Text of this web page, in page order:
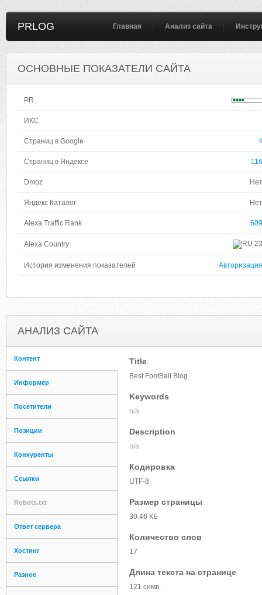
PRLOG Главная Анализ сайта
ОСНОВНЫЕ ПОКАЗАТЕЛИ САЙТА
PR
ИКС
Страниц в Google 4
Страниц в Яндексе 116
Dmoz Нет
Яндекс Каталог Нет
Alexa Traffic Rank 609
Alexa Country 23
История изменения показателей Авторизация
АНАЛИЗ САЙТА
Контент
Информер
Посетители
Позиции
Конкуренты
Ссылки
Robots.txt
Ответ сервера
Хостинг
Разное
Title
Best FootBall Blog
Keywords
n/a
Description
n/a
Кодировка
UTF-8
Размер страницы
30.46 КБ
Количество слов
17
Длина текста на странице
121 симв.